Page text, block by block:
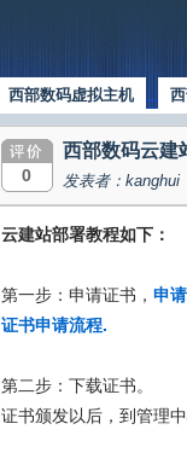
西部数码虚拟主机
0
西部数码云建
发表者：kanghui
云建站部署教程如下：
第一步：申请证书， 申
证书申请流程.
第二步：下载证书。
证书颁发以后，到管理